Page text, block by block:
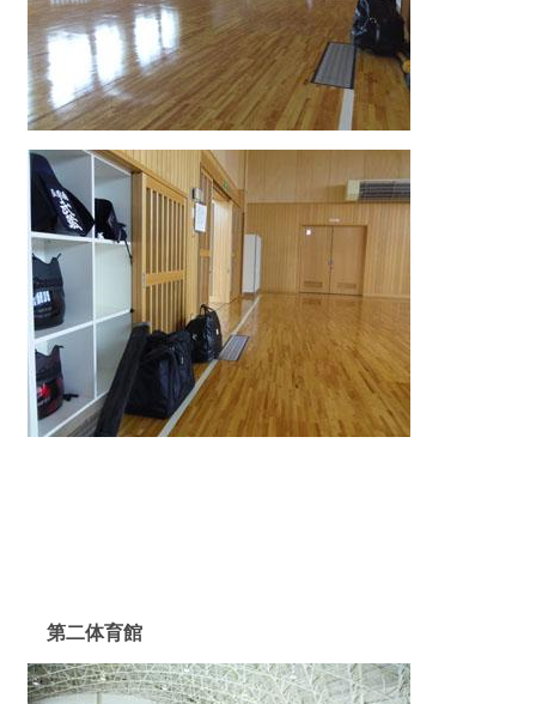
第二体育館